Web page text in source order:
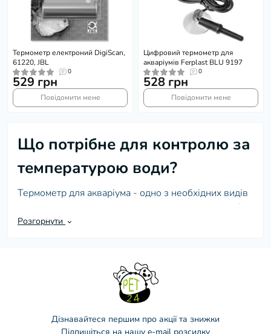
Термометр електроний DigiScan,
61220, JBL
0
529 грн
Повідомити мене
Цифровий термометр для
акваріумів Ferplast BLU 9197
0
528 грн
Повідомити мене
Що потрібне для контролю за
температурою води?
Термометр для акваріума - одно з необхідних видів
устаткування, за допомогою якого досвідчений або
початкуючий акваріуміст може здійснювати
себе комфортно тільки за певних умов
температурного режиму.
Вибираємо відповідний термометр
Для контролю над температурою рекомендуємо
Розгорнути
Дізнавайтеся першим про акції та знижки